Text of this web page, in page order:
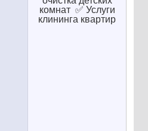
комнат ✅ Услуги
клининга квартир